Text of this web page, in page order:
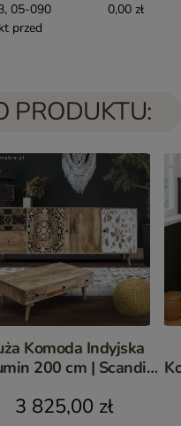
05-090
przed
0,00 zł
PRODUKTU:
Komoda Indyjska
200 cm | Scandi
3 825,00 zł